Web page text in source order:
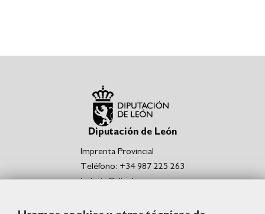
Diputación de León
Imprenta Provincial
Teléfono: +34 987 225 263
boletin@dipuleon.es